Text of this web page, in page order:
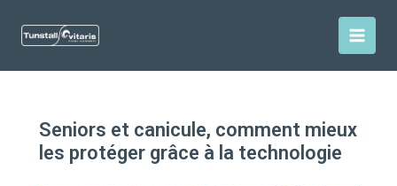
contenu
Seniors et canicule, comment mieux
les protéger grâce à la technologie